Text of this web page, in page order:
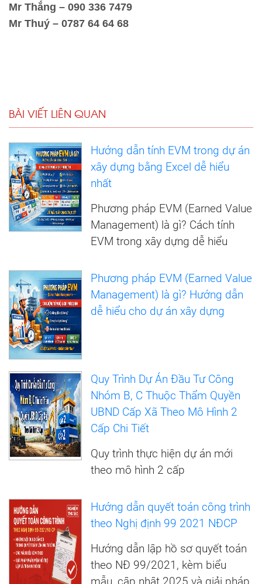
Mr Thắng – 090 336 7479
Mr Thuý – 0787 64 64 68
BÀI VIẾT LIÊN QUAN
Hướng dẫn tính EVM trong dự án
xây dựng bằng Excel dễ hiểu
nhất
Phương pháp EVM (Earned Value
Management) là gì? Cách tính
EVM trong xây dựng dễ hiểu
Phương pháp EVM (Earned Value
Management) là gì? Hướng dẫn
dễ hiểu cho dự án xây dựng
Quy Trình Dự Án Đầu Tư Công
Nhóm B, C Thuộc Thẩm Quyền
UBND Cấp Xã Theo Mô Hình 2
Cấp Chi Tiết
Quy trình thực hiện dự án mới
theo mô hình 2 cấp
Hướng dẫn quyết toán công trình
theo Nghị định 99 2021 NĐCP
Hướng dẫn lập hồ sơ quyết toán
theo NĐ 99/2021, kèm biểu
mẫu, cập nhật 2025 và giải pháp